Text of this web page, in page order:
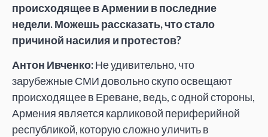
происходящее в Армении в последние
недели. Можешь рассказать, что стало
причиной насилия и протестов?
Антон Ивченко:Не удивительно, что
зарубежные СМИ довольно скупо освещают
происходящее в Ереване, ведь, с одной стороны,
Армения является карликовой периферийной
республикой, которую сложно уличить в